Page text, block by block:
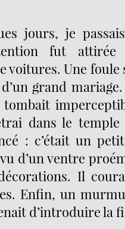
jours, je passais
fut
voitures. Une
grand
tombait
dans le
: c’était un
d’un ventre
Il
Enfin, un
d’introduire la